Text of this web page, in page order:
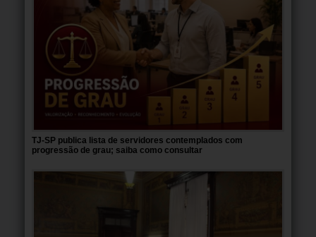
TJ-SP publica lista de servidores contemplados com
progressão de grau; saiba como consultar